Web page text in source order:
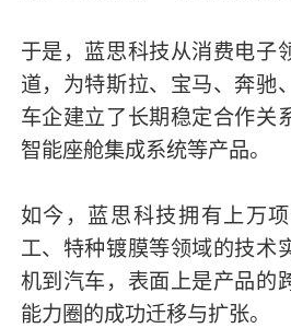
于是，蓝思科技从消费电子
道，为特斯拉、宝马、奔驰
车企建立了长期稳定合作关
智能座舱集成系统等产品。
如今，蓝思科技拥有上万
工、特种镀膜等领域的技术
机到汽车，表面上是产品的
能力圈的成功迁移与扩张。